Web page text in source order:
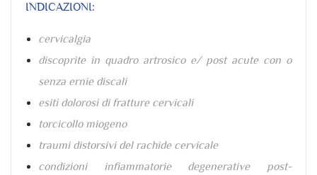
INDICAZIONI:
cervicalgia
discoprite in quadro artrosico e/ post acute con o
senza ernie discali
esiti dolorosi di fratture cervicali
torcicollo miogeno
traumi distorsivi del rachide cervicale
condizioni infiammatorie degenerative post-